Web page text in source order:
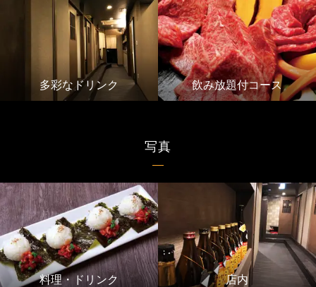
多彩なドリンク 飲み放題付コース
写真
料理・ドリンク 店内